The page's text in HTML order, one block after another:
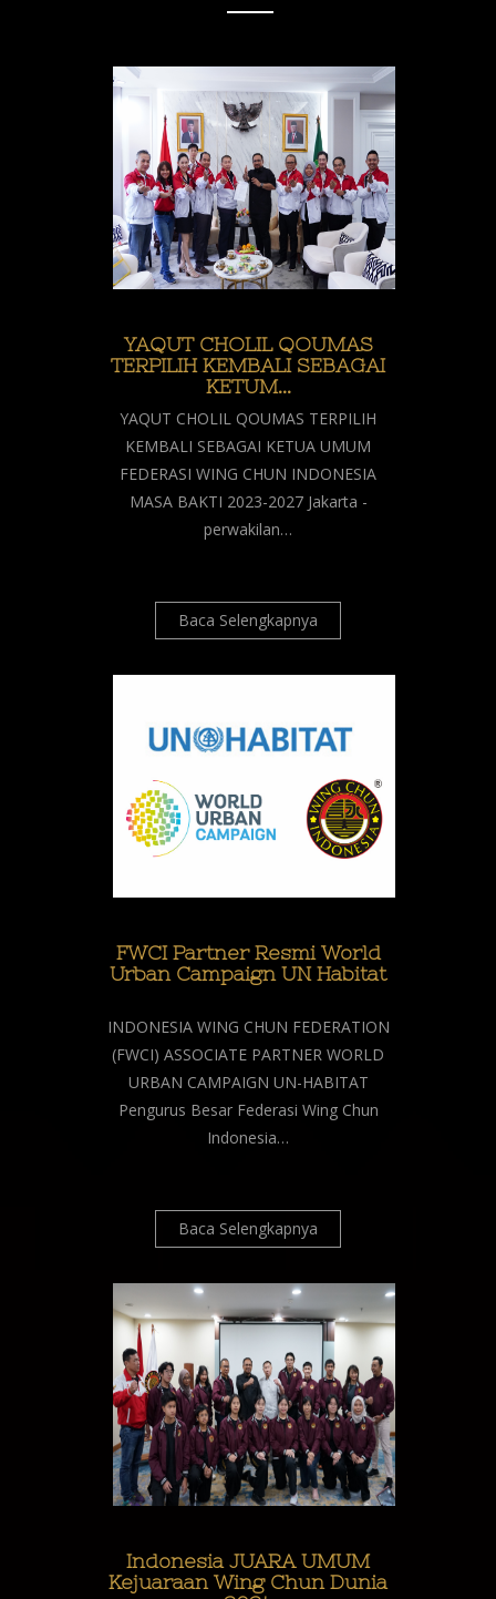
YAQUT CHOLIL QOUMAS
TERPILIH KEMBALI SEBAGAI
KETUM…
YAQUT CHOLIL QOUMAS TERPILIH
KEMBALI SEBAGAI KETUA UMUM
FEDERASI WING CHUN INDONESIA
MASA BAKTI 2023-2027 Jakarta -
perwakilan…
Baca Selengkapnya
FWCI Partner Resmi World
Urban Campaign UN Habitat
INDONESIA WING CHUN FEDERATION
(FWCI) ASSOCIATE PARTNER WORLD
URBAN CAMPAIGN UN-HABITAT
Pengurus Besar Federasi Wing Chun
Indonesia…
Baca Selengkapnya
Indonesia JUARA UMUM
Kejuaraan Wing Chun Dunia